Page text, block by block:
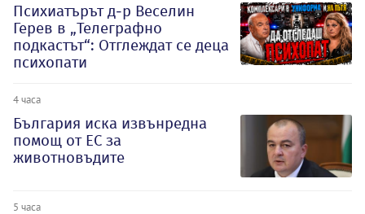
Психиатърът д-р Веселин
Герев в „Телеграфно
подкастът“: Отглеждат се деца
психопати
4 часа
България иска извънредна
помощ от ЕС за
животновъдите
5 часа